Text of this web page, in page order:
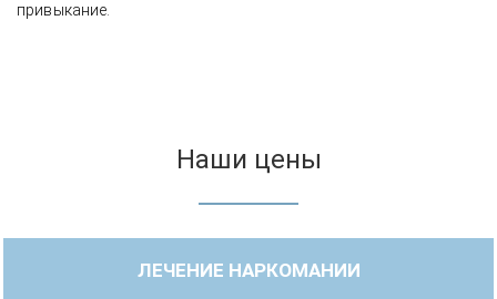
привыкание.
Наши цены
ЛЕЧЕНИЕ НАРКОМАНИИ